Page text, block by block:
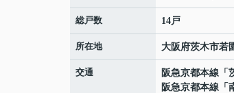
総戸数 14戸
所在地 大阪府茨木市若
交通 阪急京都本線 「
阪急京都本線 「